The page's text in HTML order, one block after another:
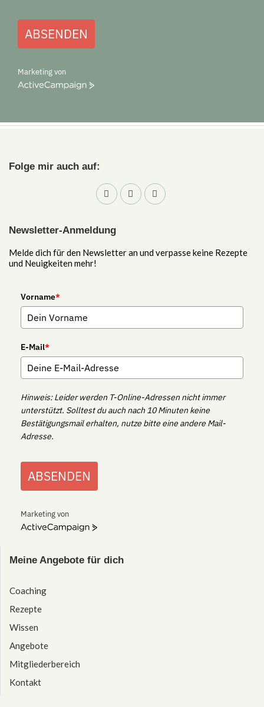
ABSENDEN
Marketing von
ActiveCampaign
Folge mir auch auf:
Newsletter-Anmeldung
Melde dich für den Newsletter an und verpasse keine Rezepte
und Neuigkeiten mehr!
Vorname*
E-Mail*
Hinweis: Leider werden T-Online-Adressen nicht immer
unterstützt. Solltest du auch nach 10 Minuten keine
Bestätigungsmail erhalten, nutze bitte eine andere Mail-
Adresse.
ABSENDEN
Marketing von
ActiveCampaign
Meine Angebote für dich
Coaching
Rezepte
Wissen
Angebote
Mitgliederbereich
Kontakt